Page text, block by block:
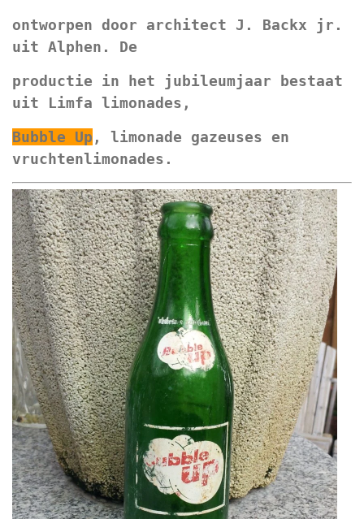
ontworpen door architect J. Backx jr.
uit Alphen. De
productie in het jubileumjaar bestaat
uit Limfa limonades,
Bubble Up , limonade gazeuses en
vruchtenlimonades.